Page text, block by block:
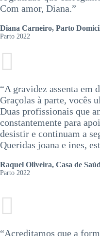
Com amor, Diana.”
Diana Carneiro, Parto
Parto 2022
“A gravidez assenta em
Graçolas à parte, vocês
Duas profissionais que
constantemente para
desistir e continuam a
Queridas joana e ines,
Raquel Oliveira, Casa de
Parto 2022
“Acreditamos que a